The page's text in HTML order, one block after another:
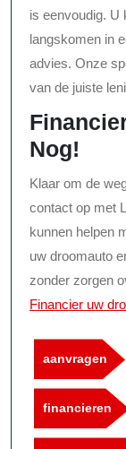
is eenvoudig. U
langskomen in
advies. Onze
van de juiste
Nog!
Klaar om de
contact op met
kunnen helpen
uw droomauto
zonder zorgen
Financier uw
aanvragen
financieren